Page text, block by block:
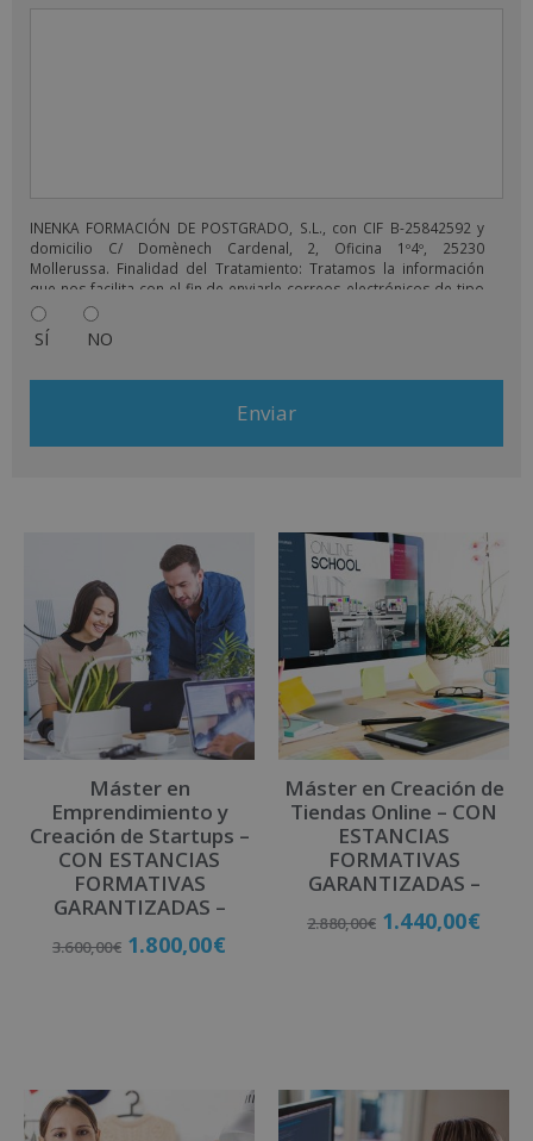
INENKA FORMACIÓN DE POSTGRADO, S.L., con CIF B-25842592 y
domicilio C/ Domènech Cardenal, 2, Oficina 1º4º, 25230
Mollerussa. Finalidad del Tratamiento: Tratamos la información
que nos facilita con el fin de enviarle correos electrónicos de tipo
comercial relacionado con los productos ofrecidos y otros tipo
de productos que fueran de su interés. Legitimación del
tratamiento: Consentimiento del interesado. Derechos: Puede
más información consulte nuestra Política de Privacidad. Desea
SÍ NO
n
a
i
v
Máster en
Emprendimiento y
Creación de Startups –
CON ESTANCIAS
FORMATIVAS
GARANTIZADAS –
3.600,00€ 1.800,00€
Máster en Creación de
Tiendas Online – CON
ESTANCIAS
FORMATIVAS
GARANTIZADAS –
2.880,00€ 1.440,00€